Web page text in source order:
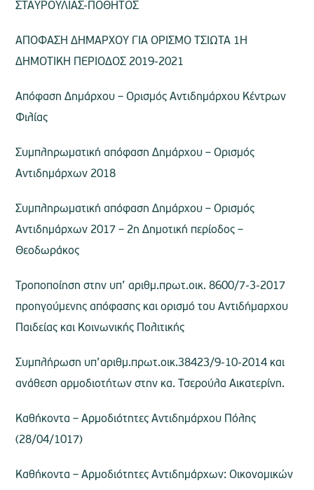
ΣΤΑΥΡΟΥΛΙΑΣ-ΠΟΘΗΤΟΣ
ΑΠΟΦΑΣΗ ΔΗΜΑΡΧΟΥ ΓΙΑ ΟΡΙΣΜΟ ΤΣΙΩΤΑ 1Η
ΔΗΜΟΤΙΚΗ ΠΕΡΙΟΔΟΣ 2019-2021
Aπόφαση Δημάρχου – Ορισμός Αντιδημάρχου Κέντρων
Φιλίας
Συμπληρωματική απόφαση Δημάρχου – Ορισμός
Αντιδημάρχων 2018
Συμπληρωματική απόφαση Δημάρχου – Ορισμός
Αντιδημάρχων 2017 – 2η Δημοτική περίοδος –
Θεοδωράκος
Τροποποίηση στην υπ’ αριθμ.πρωτ.οικ. 8600/7-3-2017
προηγούμενης απόφασης και ορισμό του Αντιδήμαρχου
Παιδείας και Κοινωνικής Πολιτικής
Συμπλήρωση υπ’αριθμ.πρωτ.οικ.38423/9-10-2014 και
ανάθεση αρμοδιοτήτων στην κα. Τσερούλα Αικατερίνη.
Καθήκοντα – Αρμοδιότητες Αντιδημάρχου Πόλης
(28/04/1017)
Καθήκοντα – Αρμοδιότητες Αντιδημάρχων: Οικονομικών